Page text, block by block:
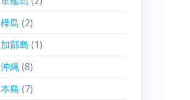
樺島 (2)
加部島 (1)
沖縄(8)
本島 (7)